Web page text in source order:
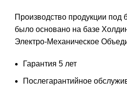
Производство продукции под
было основано на базе
Электро-Механическое
Гарантия 5 лет
Послегарантийное